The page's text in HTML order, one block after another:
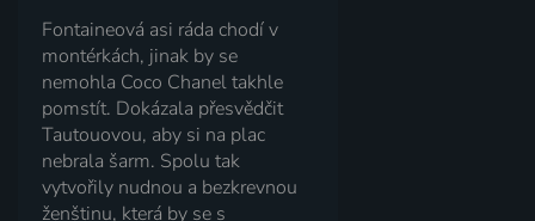
Fontaineová asi ráda chodí v
montérkách, jinak by se
nemohla Coco Chanel takhle
pomstít. Dokázala přesvědčit
Tautouovou, aby si na plac
nebrala šarm. Spolu tak
vytvořily nudnou a bezkrevnou
ženštinu, která by se s